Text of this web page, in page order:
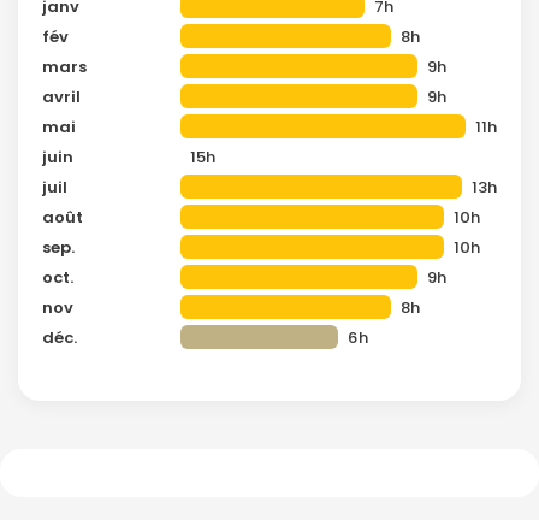
janv
7h
fév
8h
mars
9h
avril
9h
mai
11h
juin
15h
juil
13h
août
10h
sep.
10h
oct.
9h
nov
8h
déc.
6h